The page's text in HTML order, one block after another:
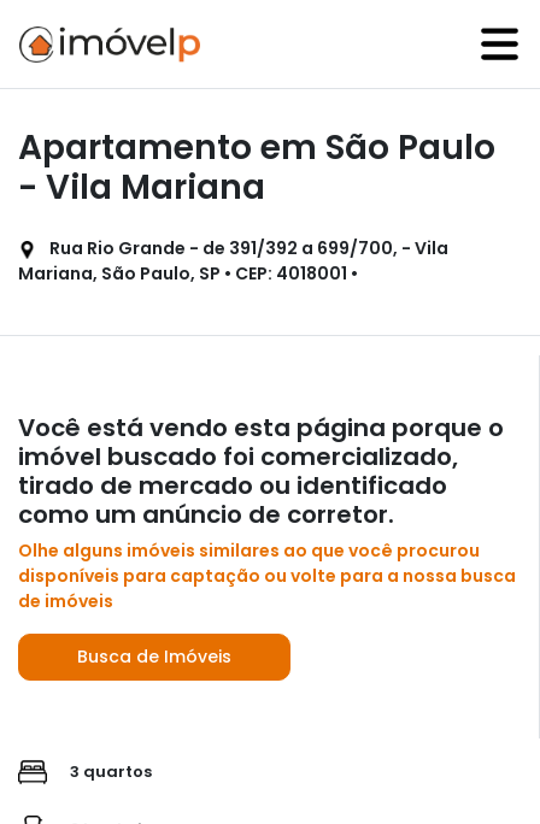
Apartamento em São Paulo
- Vila Mariana
Rua Rio Grande - de 391/392 a 699/700, - Vila
Mariana, São Paulo, SP • CEP: 4018001 •
Você está vendo esta página porque o
imóvel buscado foi comercializado,
tirado de mercado ou identificado
como um anúncio de corretor.
Olhe alguns imóveis similares ao que você procurou
disponíveis para captação ou volte para a nossa busca
de imóveis
Busca de Imóveis
3 quartos